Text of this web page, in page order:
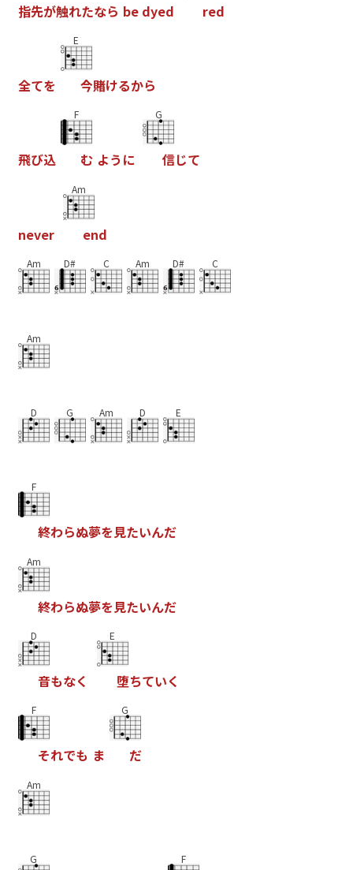
指先が触れたなら be dyed red
全てを
E
今賭けるから
飛び込
F
む よう に
G
信じて
never
Am
end
Am D# C Am D# C
Am
D G Am D E
F
終わらぬ夢を見たいんだ
Am
終わらぬ夢を見たいんだ
D
音もなく
E
堕ちていく
F
それでも ま
G
だ
Am
G F